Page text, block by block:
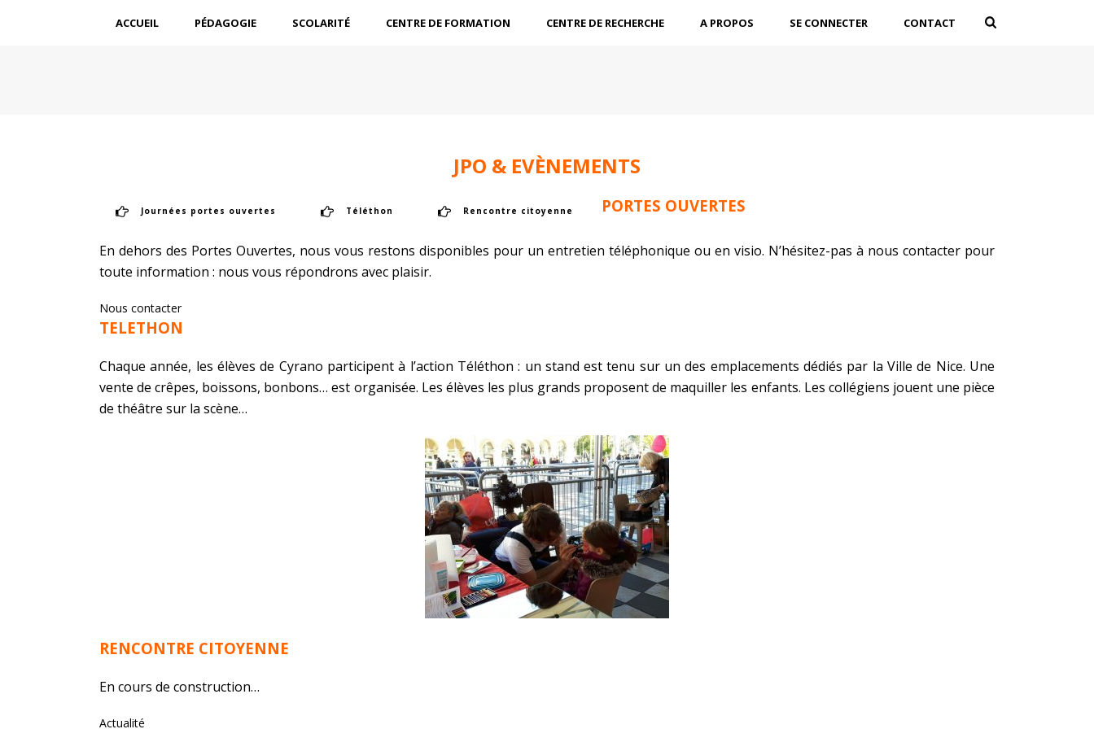
ACCUEIL PÉDAGOGIE SCOLARITÉ CENTRE DE FORMATION CENTRE DE RECHERCHE A PROPOS SE CONNECTER CONTACT
JPO & EVÈNEMENTS
Journées portes ouvertes Téléthon Rencontre citoyenne PORTES OUVERTES
En dehors des Portes Ouvertes, nous vous restons disponibles pour un entretien téléphonique ou en visio. N’hésitez-pas à nous contacter pour
toute information : nous vous répondrons avec plaisir.
Nous contacter
TELETHON
Chaque année, les élèves de Cyrano participent à l’action Téléthon : un stand est tenu sur un des emplacements dédiés par la Ville de Nice. Une
vente de crêpes, boissons, bonbons… est organisée. Les élèves les plus grands proposent de maquiller les enfants. Les collégiens jouent une pièce
de théâtre sur la scène…
RENCONTRE CITOYENNE
En cours de construction…
Actualité